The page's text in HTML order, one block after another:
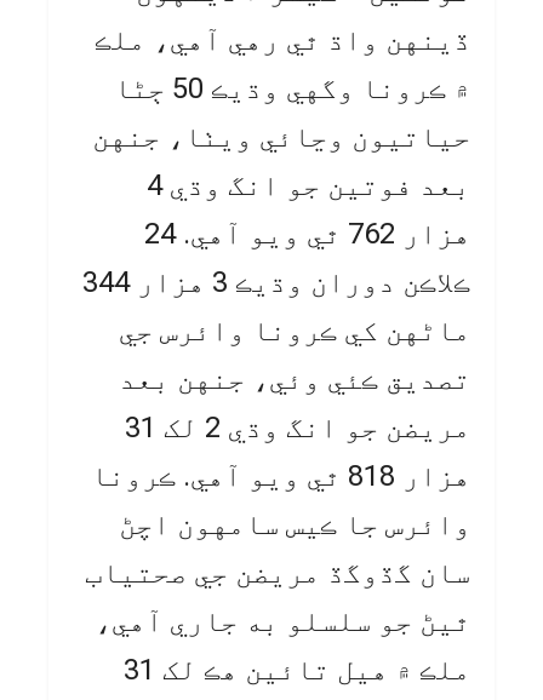
ڏينهن واڌ ٿي رهي آهي، ملڪ
۾ ڪرونا وگهي وڌيڪ 50 ڄڻا
حياتيون وڃائي ويٺا، جنهن
بعد فوتين جو انگ وڌي 4
هزار 762 ٿي ويو آهي. 24
ڪلاڪن دوران وڌيڪ 3 هزار 344
ماڻهن کي ڪرونا وائرس جي
تصديق ڪئي وئي، جنهن بعد
مريضن جو انگ وڌي 2 لک 31
هزار 818 ٿي ويو آهي. ڪرونا
وائرس جا ڪيس سامهون اچڻ
سان گڏوگڏ مريضن جي صحتياب
ٿيڻ جو سلسلو به جاري آهي،
ملڪ ۾ هيل تائين هڪ لک 31